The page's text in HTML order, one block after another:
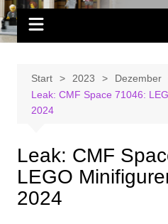
Start 2023 Dezember
Leak: CMF Space 71046:
2024
Leak: CMF
LEGO
2024